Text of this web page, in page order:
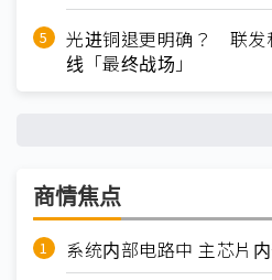
光进铜退更明确？ 联发
线「最终战场」
商情焦点
系统内部电路中 主芯片